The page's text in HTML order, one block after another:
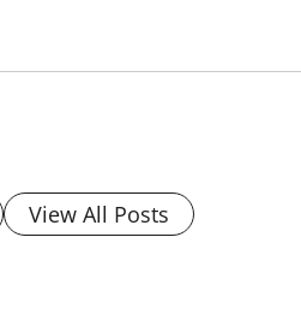
View All Posts